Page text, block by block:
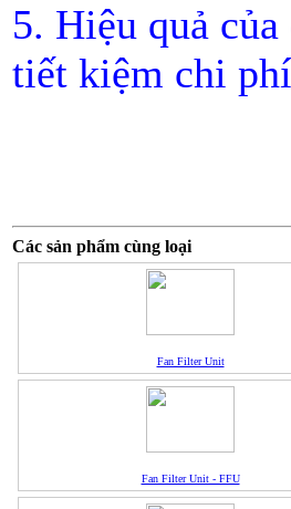
5. Hiệu quả
tiết kiệm chi
Các sản phẩm cùng loại
Fan Filter Unit
Fan Filter Unit - FFU